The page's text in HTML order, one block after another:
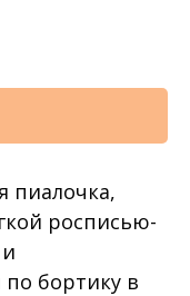
пиалочка,
росписью-
бортику в